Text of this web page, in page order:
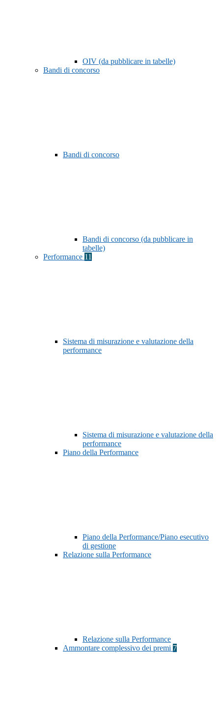
OIV (da pubblicare in tabelle)
Bandi di concorso
Bandi di concorso
Bandi di concorso (da pubblicare in
tabelle)
Performance 11
Sistema di misurazione e valutazione della
performance
Sistema di misurazione e valutazione della
performance
Piano della Performance
Piano della Performance/Piano esecutivo
di gestione
Relazione sulla Performance
Relazione sulla Performance
Ammontare complessivo dei premi 7